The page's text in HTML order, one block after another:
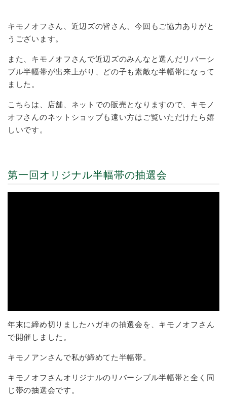
キモノオフさん、近辺ズの皆さん、今回もご協力ありがと
うございます。
また、キモノオフさんで近辺ズのみんなと選んだリバーシ
ブル半幅帯が出来上がり、どの子も素敵な半幅帯になって
ました。
こちらは、店舗、ネットでの販売となりますので、キモノ
オフさんのネットショップも遠い方はご覧いただけたら嬉
しいです。
第一回オリジナル半幅帯の抽選会
年末に締め切りましたハガキの抽選会を、キモノオフさん
で開催しました。
キモノアンさんで私が締めてた半幅帯。
キモノオフさんオリジナルのリバーシブル半幅帯と全く同
じ帯の抽選会です。